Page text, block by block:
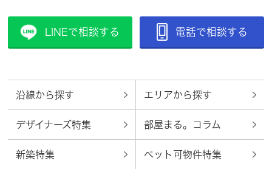
LINEで相談する 電話で相談する
沿線から探す エリアから探す
デザイナーズ特集 部屋まる。コラム
新築特集 ペット可物件特集